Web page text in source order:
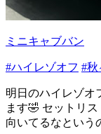
ミニキャブバン
#ハイレゾオフ #秋
明日のハイレゾオ
ます🤣 セットリ
向いてるなという